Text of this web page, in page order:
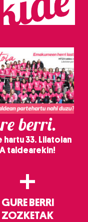
berri.
hartu 33. Lilatoian
taldearekin!
+
GURE BERRI
ZOZKETAK